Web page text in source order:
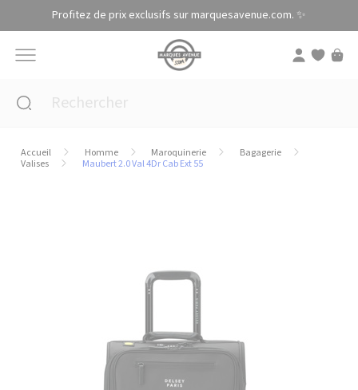
Profitez de prix exclusifs sur marquesavenue.com. ✨
Accueil Homme Maroquinerie
Bagagerie
Valises
Maubert 2.0 Val 4Dr Cab Ext 55
Panneau de gestion des cookies